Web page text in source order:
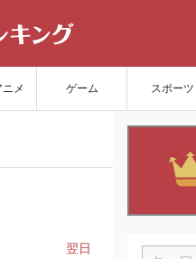
メ ゲーム スポーツ
翌日